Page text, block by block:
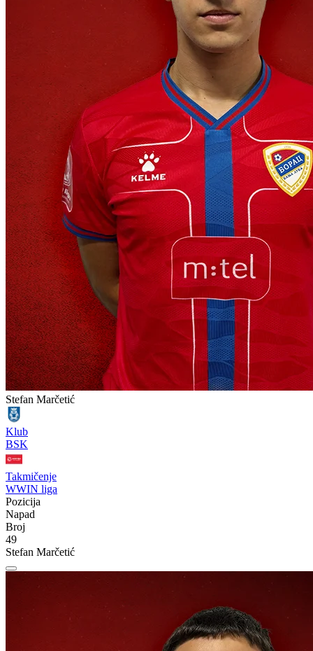
Stefan Marčetić
Klub
BSK
Takmičenje
WWIN liga
Pozicija
Napad
Broj
49
Stefan Marčetić